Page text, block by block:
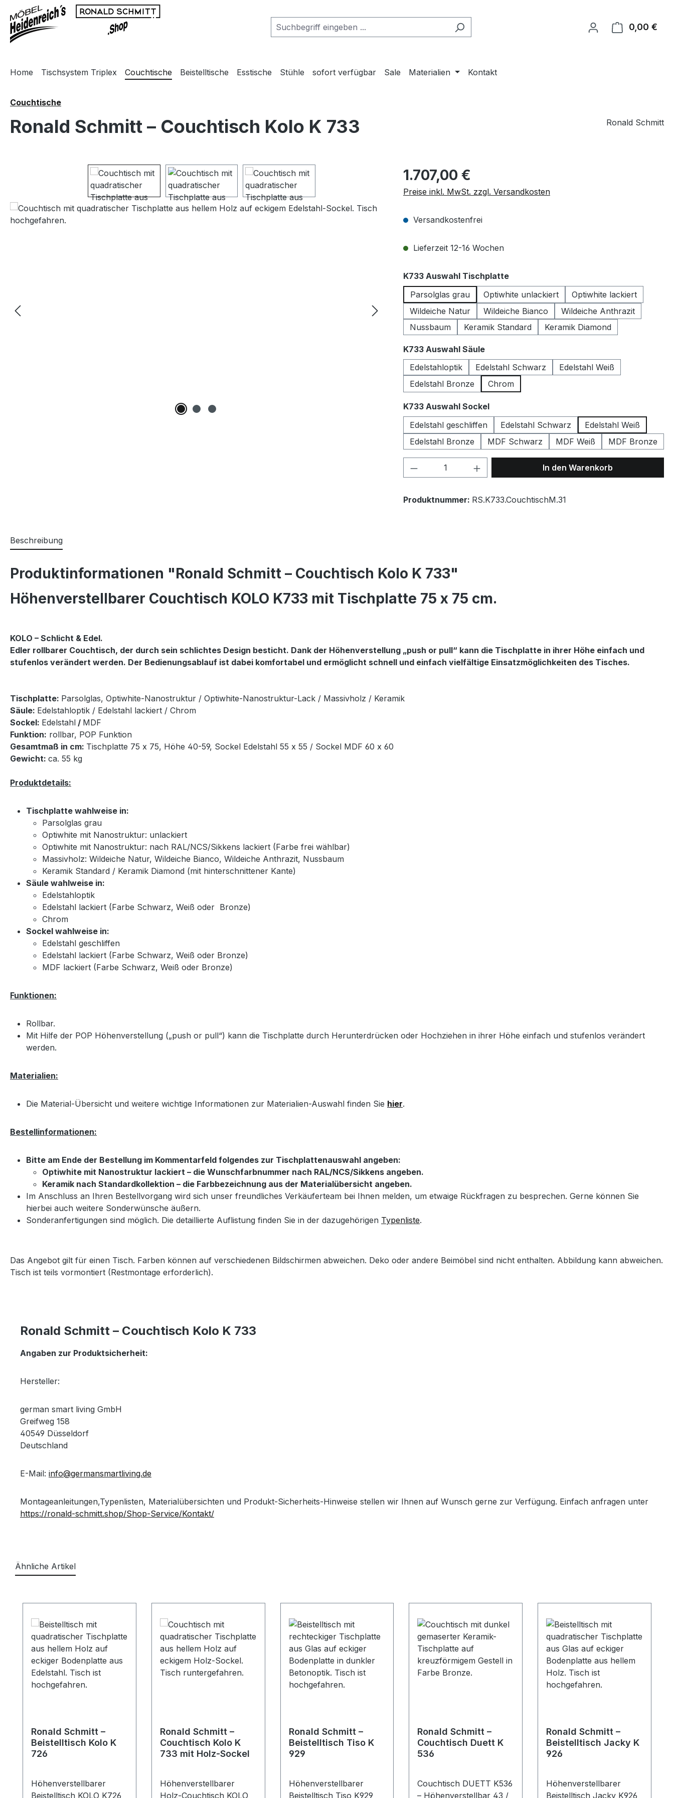
Hauptinhalt springen
Zur Suche springen
Zur Hauptnavigation springen
0,00 €
Home Tischsystem Triplex Couchtische Beistelltische Esstische Stühle sofort verfügbar Sale Materialien Kontakt
Couchtische
Ronald Schmitt – Couchtisch Kolo K 733 Ronald Schmitt
Bildergalerie überspringen Regulärer Preis:
1.707,00 €
Preise inkl. MwSt. zzgl. Versandkosten
Versandkostenfrei
Lieferzeit 12-16 Wochen
K733 Auswahl Tischplatteauswählen
Parsolglas grau
Optiwhite unlackiert
Optiwhite lackiert
Wildeiche Natur
Wildeiche Bianco
Wildeiche Anthrazit
Nussbaum
Keramik Standard Keramik Diamond
K733 Auswahl Säuleauswählen
Edelstahloptik
Edelstahl Schwarz
Edelstahl Weiß
Edelstahl Bronze
Chrom
K733 Auswahl Sockelauswählen
Edelstahl geschliffen
Edelstahl Schwarz
Edelstahl Weiß
Edelstahl Bronze
MDF Schwarz MDF Weiß MDF Bronze
Produkt Anzahl: Gib den gewünschten Wert
In den Warenkorb
Produktnummer: RS.K733.CouchtischM.31
Beschreibung
Produktinformationen "Ronald Schmitt – Couchtisch Kolo K 733"
Höhenverstellbarer Couchtisch KOLO K733 mit Tischplatte 75 x 75 cm.
KOLO – Schlicht & Edel.
Edler rollbarer Couchtisch, der durch sein schlichtes Design besticht. Dank der Höhenverstellung „push or pull“ kann die Tischplatte in ihrer Höhe einfach und
stufenlos verändert werden. Der Bedienungsablauf ist dabei komfortabel und ermöglicht schnell und einfach vielfältige Einsatzmöglichkeiten des Tisches.
Tischplatte: Parsolglas, Optiwhite-Nanostruktur / Optiwhite-Nanostruktur-Lack / Massivholz / Keramik
Säule: Edelstahloptik / Edelstahl lackiert / Chrom
Sockel: Edelstahl / MDF
Funktion: rollbar, POP Funktion
Gesamtmaß in cm: Tischplatte 75 x 75, Höhe 40-59, Sockel Edelstahl 55 x 55 / Sockel MDF 60 x 60
Gewicht: ca. 55 kg
Produktdetails:
Tischplatte wahlweise in:
Parsolglas grau
Optiwhite mit Nanostruktur: unlackiert
Optiwhite mit Nanostruktur: nach RAL/NCS/Sikkens lackiert (Farbe frei wählbar)
Massivholz: Wildeiche Natur, Wildeiche Bianco, Wildeiche Anthrazit, Nussbaum
Keramik Standard / Keramik Diamond (mit hinterschnittener Kante)
Säule wahlweise in:
Edelstahloptik
Edelstahl lackiert (Farbe Schwarz, Weiß oder Bronze)
Chrom
Sockel wahlweise in:
Edelstahl geschliffen
Edelstahl lackiert (Farbe Schwarz, Weiß oder Bronze)
MDF lackiert (Farbe Schwarz, Weiß oder Bronze)
Funktionen:
Rollbar.
Mit Hilfe der POP Höhenverstellung („push or pull“) kann die Tischplatte durch Herunterdrücken oder Hochziehen in ihrer Höhe einfach und stufenlos verändert
werden.
Materialien:
Die Material-Übersicht und weitere wichtige Informationen zur Materialien-Auswahl finden Sie hier.
Bestellinformationen:
Bitte am Ende der Bestellung im Kommentarfeld folgendes zur Tischplattenauswahl angeben:
Optiwhite mit Nanostruktur lackiert – die Wunschfarbnummer nach RAL/NCS/Sikkens angeben.
Keramik nach Standardkollektion – die Farbbezeichnung aus der Materialübersicht angeben.
Im Anschluss an Ihren Bestellvorgang wird sich unser freundliches Verkäuferteam bei Ihnen melden, um etwaige Rückfragen zu besprechen. Gerne können Sie
hierbei auch weitere Sonderwünsche äußern.
Sonderanfertigungen sind möglich. Die detaillierte Auflistung finden Sie in der dazugehörigen Typenliste.
Das Angebot gilt für einen Tisch. Farben können auf verschiedenen Bildschirmen abweichen. Deko oder andere Beimöbel sind nicht enthalten. Abbildung kann abweichen.
Tisch ist teils vormontiert (Restmontage erforderlich).
Ronald Schmitt – Couchtisch Kolo K 733
Angaben zur Produktsicherheit:
Hersteller:
german smart living GmbH
Greifweg 158
40549 Düsseldorf
Deutschland
E-Mail: info@germansmartliving.de
Montageanleitungen,Typenlisten, Materialübersichten und Produkt-Sicherheits-Hinweise stellen wir Ihnen auf Wunsch gerne zur Verfügung. Einfach anfragen unter
https://ronald-schmitt.shop/Shop-Service/Kontakt/
Ähnliche Artikel
Ronald Schmitt –
Beistelltisch Kolo K
726
Höhenverstellbarer
Beistelltisch KOLO K726
Ronald Schmitt –
Couchtisch Kolo K
733 mit Holz-Sockel
Höhenverstellbarer
Holz-Couchtisch KOLO
Ronald Schmitt –
Beistelltisch Tiso K
929
Höhenverstellbarer
Beistelltisch Tiso K929
Ronald Schmitt –
Couchtisch Duett K
536
Couchtisch DUETT K536
– Höhenverstellbar 43 /
Ronald Schmitt –
Beistelltisch Jacky K
926
Höhenverstellbarer
Beistelltisch Jacky K926